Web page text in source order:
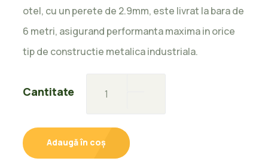
otel, cu un perete de 2.9mm, este livrat la bara de
6 metri, asigurand performanta maxima in orice
tip de constructie metalica industriala.
Cantitate
sudata
Adaugă în coș